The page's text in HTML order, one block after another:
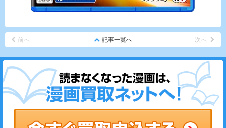
前へ 記事一覧へ 次へ